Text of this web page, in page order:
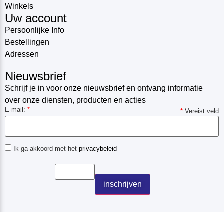
Winkels
Uw account
Persoonlijke Info
Bestellingen
Adressen
Nieuwsbrief
Schrijf je in voor onze nieuwsbrief en ontvang informatie
over onze diensten, producten en acties
* Vereist veld
E-mail: *
Ik ga akkoord met het privacybeleid